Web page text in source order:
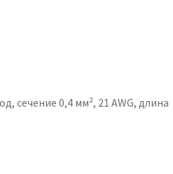
сечение 0,4 мм², 21 AWG, длина